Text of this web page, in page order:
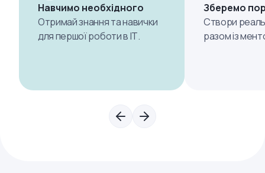
Навчимо необхідного
Отримай знання та навички
для першої роботи в ІТ.
Зберемо
Створи
разом із